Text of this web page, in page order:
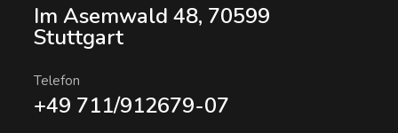
Im Asemwald 48, 70599
Stuttgart
Telefon
+49 711/912679-07